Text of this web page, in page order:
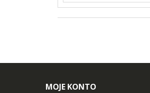
MOJE KONTO